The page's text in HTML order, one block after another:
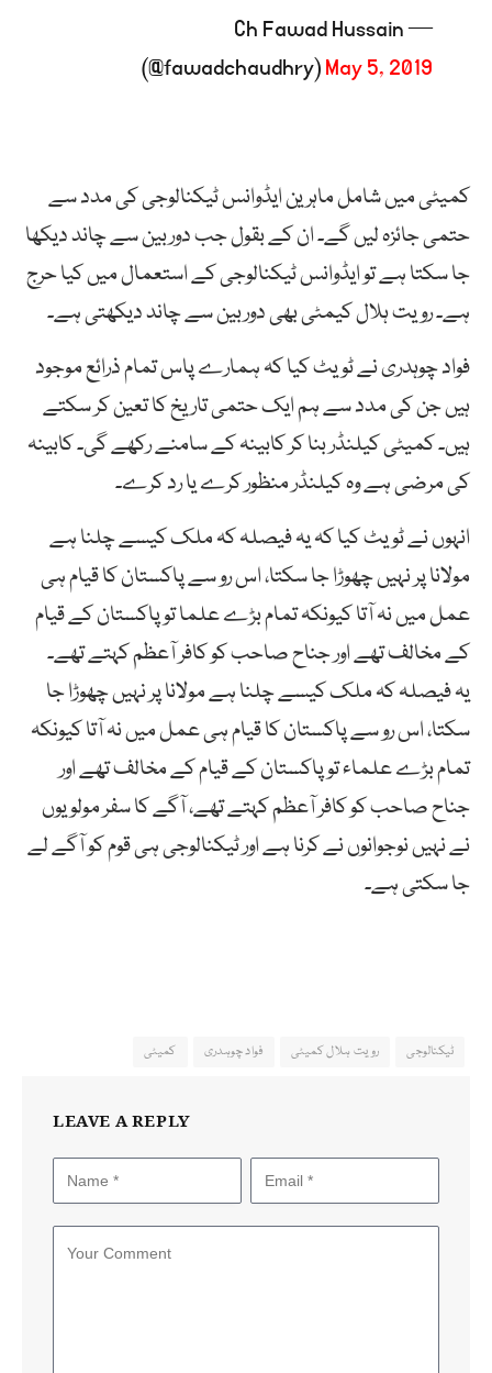
— Ch Fawad Hussain
(@fawadchaudhry)May 5, 2019
کمیٹی میں شامل ماہرین ایڈوانس ٹیکنالوجی کی مدد سے
حتمی جائزہ لیں گے۔ ان کے بقول جب دوربین سے چاند دیکھا
جا سکتا ہے تو ایڈوانس ٹیکنالوجی کے استعمال میں کیا حرج
ہے۔ رویت ہلال کیمٹی بھی دوربین سے چاند دیکھتی ہے۔
فواد چوہدری نے ٹویٹ کیا کہ ہمارے پاس تمام ذرائع موجود
ہیں جن کی مدد سے ہم ایک حتمی تاریخ کا تعین کر سکتے
ہیں۔ کمیٹی کیلنڈر بنا کر کابینہ کے سامنے رکھے گی۔ کابینہ
کی مرضی ہے وہ کیلنڈر منظور کرے یا رد کرے۔
انہوں نے ٹویٹ کیا کہ یہ فیصلہ کہ ملک کیسے چلنا ہے
مولانا پر نہیں چھوڑا جا سکتا، اس رو سے پاکستان کا قیام ہی
عمل میں نہ آتا کیونکہ تمام بڑے علما تو پاکستان کے قیام
کے مخالف تھے اور جناح صاحب کو کافر آعظم کہتے تھے۔
یہ فیصلہ کہ ملک کیسے چلنا ہے مولانا پر نہیں چھوڑا جا
سکتا، اس رو سے پاکستان کا قیام ہی عمل میں نہ آتا کیونکہ
تمام بڑے علماء تو پاکستان کے قیام کے مخالف تھے اور
جناح صاحب کو کافر آعظم کہتے تھے، آگے کا سفر مولویوں
نے نہیں نوجوانوں نے کرنا ہے اور ٹیکنالوجی ہی قوم کو آگے لے
جا سکتی ہے۔
ٹیکنالوجی رویت ہلال کمیٹی فواد چوہدری کمیٹی
LEAVE A REPLY